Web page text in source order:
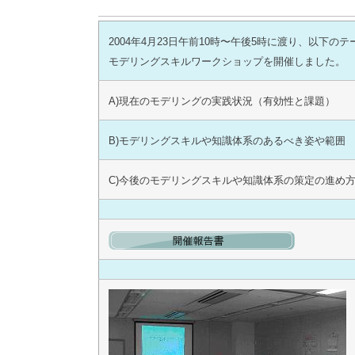
2004年4月23日午前10時〜午後5時に渡り、以下のテ
モデリングスキルワークショップを開催しました。
A)現在のモデリングの実践状況（有効性と課題）
B)モデリングスキルや知識体系のあるべき姿や範囲
C)今後のモデリングスキルや知識体系の策定の進め方